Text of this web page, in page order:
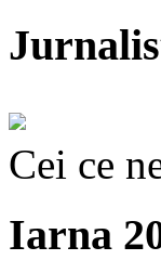
Cei ce
Iarna